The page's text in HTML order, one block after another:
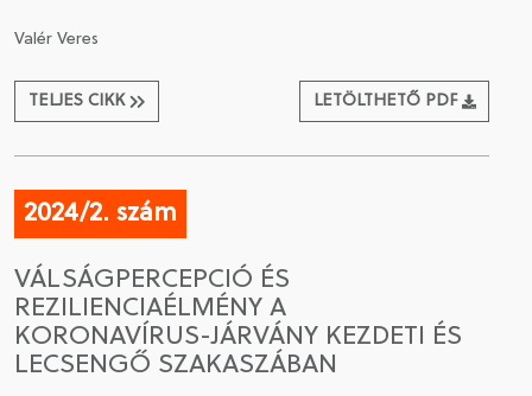
Valér Veres
TELJES CIKK LETÖLTHETŐ PDF
2024/2. szám
VÁLSÁGPERCEPCIÓ ÉS
REZILIENCIAÉLMÉNY A
KORONAVÍRUS-JÁRVÁNY KEZDETI ÉS
LECSENGŐ SZAKASZÁBAN